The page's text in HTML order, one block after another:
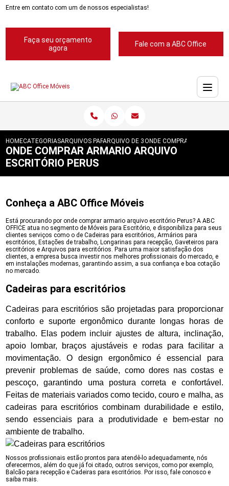
Entre em contato com um de nossos especialistas!
Faça seu orçamento
agora
Fale com a ABC Office
HOMECATEGORIASARQUIVOS PARA ESCRITORIOS
ARQUIVO DE 3 GAVETAS PARA
ONDE COMPRAR ARMARIO
ONDE COMPRAR ARMARIO ARQUIVO
ESCRITÓRIO PERUS
Conheça a ABC Office Móveis
Está procurando por onde comprar armario arquivo escritório Perus? A ABC
OFFICE atua no segmento de Móveis para Escritório, e disponibiliza para seus
clientes serviços como o de Cadeiras para escritórios, Armários para
escritórios, Estações de trabalho, Longarinas para recepção, Gaveteiros para
escritórios e Arquivos para escritórios. Para uma maior satisfação dos
clientes, a empresa busca investir nos melhores profissionais do mercado, e
em instalações modernas, garantindo assim, a sua confiança e boa cotação
no mercado.
Cadeiras para escritórios
Cadeiras para escritórios são projetadas para proporcionar
conforto e suporte ergonômico durante longas horas de
trabalho. Elas podem incluir ajustes de altura, inclinação,
apoio lombar, braços ajustáveis e rodas para facilitar a
movimentação. O design ergonômico é essencial para
prevenir problemas de saúde, como dores nas costas e
pescoço, garantindo uma postura correta e confortável.
Feitas de materiais variados como tecido, couro e malha, as
cadeiras para escritórios combinam durabilidade e estilo,
sendo essenciais para a produtividade e bem-estar no
ambiente de trabalho.
Nossos profissionais estão prontos para atendê-lo adequadamente, nós
oferecermos, além do que já foi citado, outros serviços, como por exemplo,
Balcão para recepção e Cadeiras para escritórios. Por isso, fale conosco e
saiba mais.